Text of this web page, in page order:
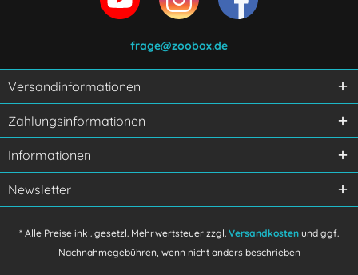
Ich habe die
verstanden und stimme zu.
Mit * gekennzeichnete Felder sind Pflichtfelder.
Senden
frage@zoobox.de
Versandinformationen
Zahlungsinformationen
Informationen
Newsletter
* Alle Preise inkl. gesetzl. Mehrwertsteuer zzgl. Versandkosten und ggf.
Nachnahmegebühren, wenn nicht anders beschrieben